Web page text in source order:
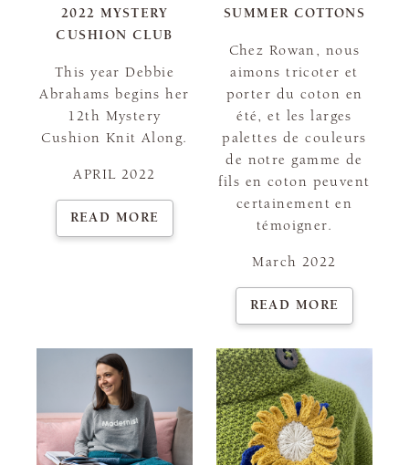
2022 MYSTERY
CUSHION CLUB
This year Debbie
Abrahams begins her
12th Mystery
Cushion Knit Along.
APRIL 2022
READ MORE
SUMMER COTTONS
Chez Rowan, nous
aimons tricoter et
porter du coton en
été, et les larges
palettes de couleurs
de notre gamme de
fils en coton peuvent
certainement en
témoigner.
March 2022
READ MORE